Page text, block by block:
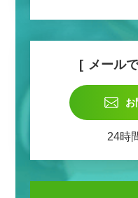
メール
お
24時